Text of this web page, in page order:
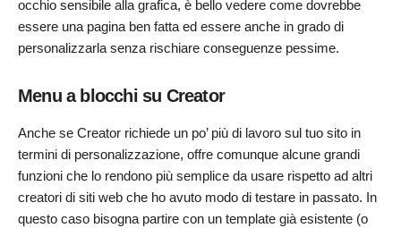
occhio sensibile alla grafica, è bello vedere come dovrebbe
essere una pagina ben fatta ed essere anche in grado di
personalizzarla senza rischiare conseguenze pessime.
Menu a blocchi su Creator
Anche se Creator richiede un po’ più di lavoro sul tuo sito in
termini di personalizzazione, offre comunque alcune grandi
funzioni che lo rendono più semplice da usare rispetto ad altri
creatori di siti web che ho avuto modo di testare in passato. In
questo caso bisogna partire con un template già esistente (o